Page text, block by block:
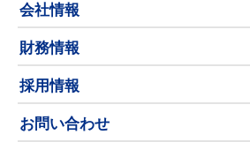
会社情報
財務情報
採用情報
お問い合わせ